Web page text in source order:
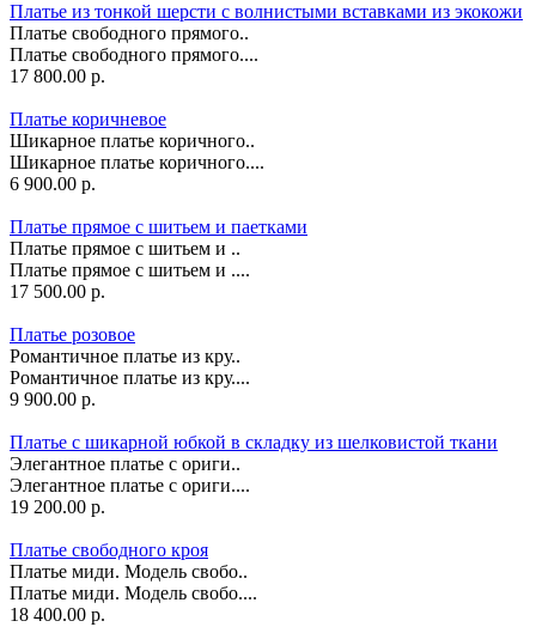
Платье из тонкой шерсти с волнистыми вставками из экокожи
Платье свободного прямого..
Платье свободного прямого....
17 800.00 р.
Платье коричневое
Шикарное платье коричного..
Шикарное платье коричного....
6 900.00 р.
Платье прямое с шитьем и паетками
Платье прямое с шитьем и ..
Платье прямое с шитьем и ....
17 500.00 р.
Платье розовое
Романтичное платье из кру..
Романтичное платье из кру....
9 900.00 р.
Платье с шикарной юбкой в складку из шелковистой ткани
Элегантное платье с ориги..
Элегантное платье с ориги....
19 200.00 р.
Платье свободного кроя
Платье миди. Модель свобо..
Платье миди. Модель свобо....
18 400.00 р.